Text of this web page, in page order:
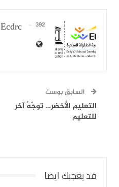
Ecdrc 392 المشاركات
السابق بوست
التعليم الأخضر… توجّهٌ آخر
للتعليم
قد يعجبك ايضا